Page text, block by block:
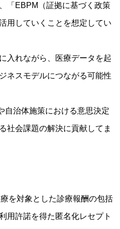
「EBPM（証拠に基づく政策
用していくことを想定してい
入れながら、医療データを起
ネスモデルにつながる可能性
治体施策における意思決定
社会課題の解決に貢献してま
を対象とした診療報酬の包括
用許諾を得た匿名化レセプト